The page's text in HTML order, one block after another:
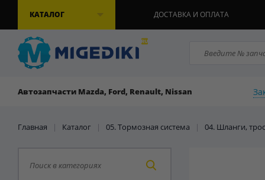
КАТАЛОГ ДОСТАВКА И ОПЛАТА
Автозапчасти Mazda, Ford, Renault, Nissan
Главная | Каталог | 05. Тормозная система | 04. Шланги,